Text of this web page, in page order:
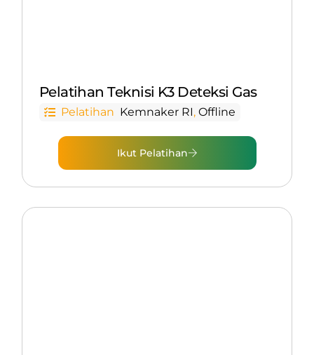
Pelatihan Teknisi K3 Deteksi Gas
Pelatihan Kemnaker RI, Offline
Ikut Pelatihan